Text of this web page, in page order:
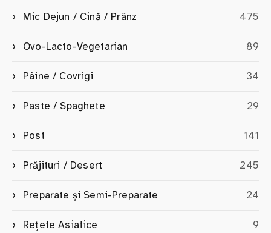
Mic Dejun / Cină / Prânz 475
Ovo-Lacto-Vegetarian 89
Pâine / Covrigi 34
Paste / Spaghete 29
Post 141
Prăjituri / Desert 245
Preparate și Semi-Preparate 24
Rețete Asiatice 9